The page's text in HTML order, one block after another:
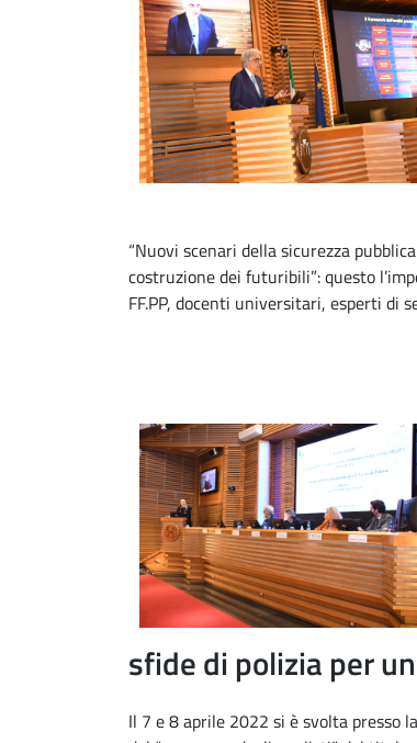
“Nuovi scenari della sicurezza
costruzione dei futuribili”: questo
FF.PP, docenti universitari, esperti di
sfide di polizia per
Il 7 e 8 aprile 2022 si è svolta presso